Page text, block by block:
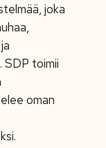
joka
SDP toimii
oman